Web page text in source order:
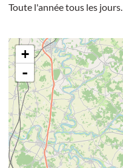
Toute l'année tous les jours.
+
-